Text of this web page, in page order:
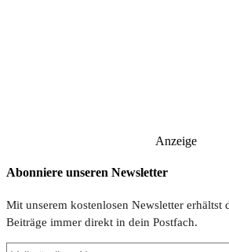
Anzeige
Abonniere unseren Newsletter
Mit unserem kostenlosen Newsletter erhältst
Beiträge immer direkt in dein Postfach.